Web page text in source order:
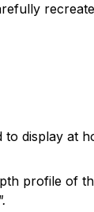
to display at
profile of